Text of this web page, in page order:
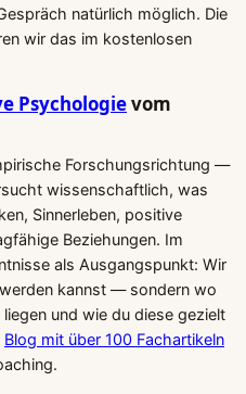
natürlich möglich. Die
wir das im kostenlosen
Psychologievom
Forschungsrichtung —
wissenschaftlich, was
Sinnerleben, positive
Beziehungen. Im
als Ausgangspunkt: Wir
kannst — sondern wo
und wie du diese gezielt
Blog mit über 100 Fachartikeln